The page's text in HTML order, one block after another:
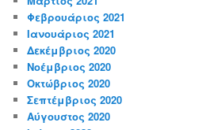
Φεβρουάριος 2021
Ιανουάριος 2021
Δεκέμβριος 2020
Νοέμβριος 2020
Οκτώβριος 2020
Σεπτέμβριος 2020
Αύγουστος 2020